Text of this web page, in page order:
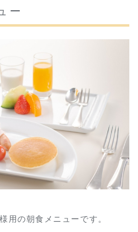
ー
用の朝食メニューです。